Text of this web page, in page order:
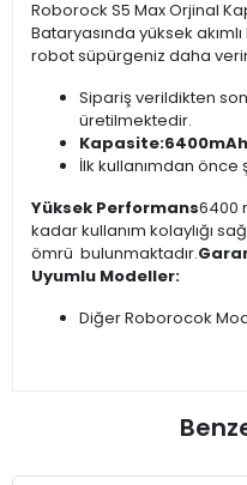
Roborock S5 Max Orjinal
Bataryasında yüksek
robot süpürgeniz daha
Sipariş verildikten
üretilmektedir.
Kapasite:6400mAh
İlk kullanımdan
Yüksek Performans6400
kadar kullanım kolaylığı
ömrü bulunmaktadır.
Uyumlu Modeller:
Diğer Roborocok